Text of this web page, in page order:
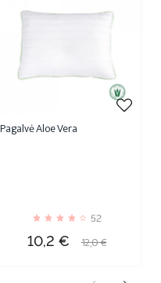
Pagalvė Aloe Vera
52
Kaina
10,2 €
Bazinė
12,0 €